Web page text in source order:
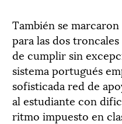
También se
para las dos
de cumplir sin
sistema portugués
sofisticada red de
al estudiante con
ritmo impuesto en